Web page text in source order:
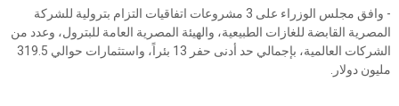
- وافق مجلس الوزراء على 3 مشروعات اتفاقيات التزام بترولية للشركة
المصرية القابضة للغازات الطبيعية، والهيئة المصرية العامة للبترول، وعدد من
الشركات العالمية، بإجمالي حد أدنى حفر 13 بئراً، واستثمارات حوالي 319.5
مليون دولار.